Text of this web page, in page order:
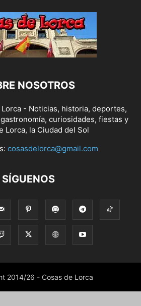
NOSOTROS
- Noticias, historia, deportes,
curiosidades, fiestas y
Lorca, la Ciudad del Sol
cosasdelorca@gmail.com
SÍGUENOS
2014/26 - Cosas de Lorca